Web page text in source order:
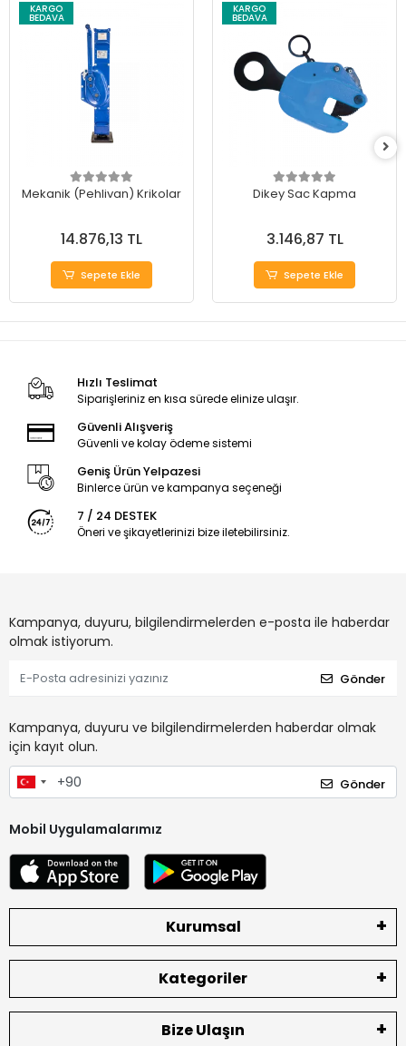
KARGO
BEDAVA
Mekanik (Pehlivan) Krikolar
14.876,13 TL
Sepete Ekle
KARGO
BEDAVA
Dikey Sac Kapma
3.146,87 TL
Sepete Ekle
Hızlı Teslimat
Siparişleriniz en kısa sürede elinize ulaşır.
Güvenli Alışveriş
Güvenli ve kolay ödeme sistemi
Geniş Ürün Yelpazesi
Binlerce ürün ve kampanya seçeneği
7 / 24 DESTEK
Öneri ve şikayetlerinizi bize iletebilirsiniz.
Kampanya, duyuru, bilgilendirmelerden e-posta ile haberdar
olmak istiyorum.
Gönder
Kampanya, duyuru ve bilgilendirmelerden haberdar olmak
için kayıt olun.
Gönder
Mobil Uygulamalarımız
Kurumsal
Kategoriler
Bize Ulaşın